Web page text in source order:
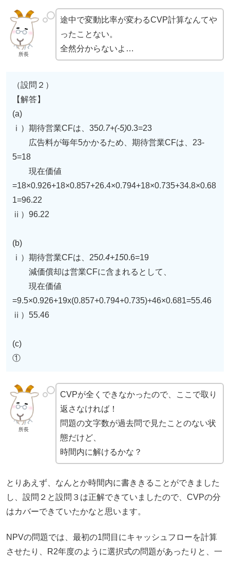
所長
途中で変動比率が変わるCVP計算なんてや
ったことない。
全然分からないよ…
（設問２）
【解答】
(a)
ⅰ）期待営業CFは、350.7+(-5)0.3=23
広告料が毎年5かかるため、期待営業CFは、23-
5=18
現在価値
=18×0.926+18×0.857+26.4×0.794+18×0.735+34.8×0.68
1=96.22
ⅱ）96.22
(b)
ⅰ）期待営業CFは、250.4+150.6=19
減価償却は営業CFに含まれるとして、
現在価値
=9.5×0.926+19x(0.857+0.794+0.735)+46×0.681=55.46
ⅱ）55.46
(c)
①
所長
CVPが全くできなかったので、ここで取り
返さなければ！
問題の文字数が過去問で見たことのない状
態だけど、
時間内に解けるかな？
とりあえず、なんとか時間内に書ききることができました
し、設問２と設問３は正解できていましたので、CVPの分
はカバーできていたかなと思います。
NPVの問題では、最初の1問目にキャッシュフローを計算
させたり、R2年度のように選択式の問題があったりと、一